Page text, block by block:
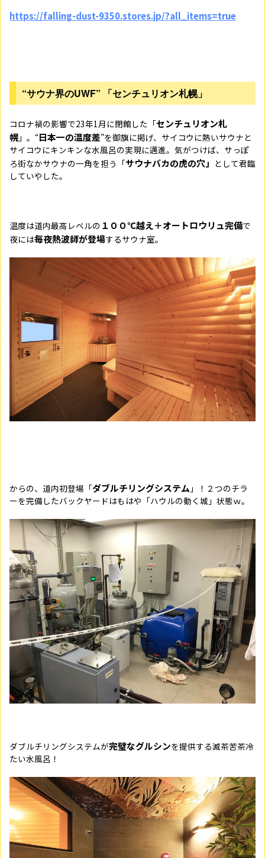
https://falling-dust-9350.stores.jp/?all_items=true
“サウナ界のUWF” 「センチュリオン札幌」
コロナ禍の影響で23年1月に閉館した「センチュリオン札
幌 」。“日本一の温度差”を御旗に掲げ、サイコウに熱いサウナと
サイコウにキンキンな水風呂の実現に邁進。気がつけば、サっぽ
ろ街なかサウナの一角を担う「サウナバカの虎の穴」 として君臨
していやした。
温度は道内最高レベルの １００℃越え＋オートロウリュ完備で
夜には毎夜熱波師が登場するサウナ室。
からの、道内初登場「ダブルチリングシステム 」！２つのチラ
ーを完備したバックヤードはもはや「ハウルの動く城」状態ｗ。
ダブルチリングシステムが完璧なグルシンを提供する滅茶苦茶冷
たい水風呂！